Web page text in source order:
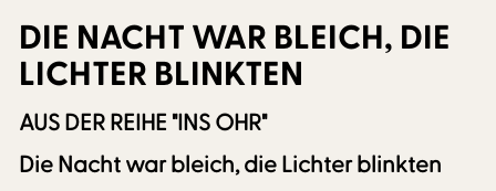
DIE NACHT WAR BLEICH, DIE
LICHTER BLINKTEN
AUS DER REIHE "INS OHR"
Die Nacht war bleich, die Lichter blinkten